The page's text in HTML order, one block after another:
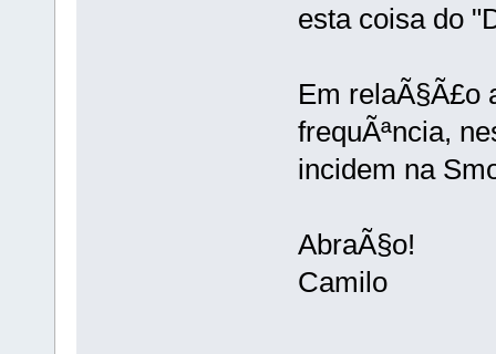
esta coisa do
Em relaÃ§Ã£o
frequÃªncia,
incidem na
AbraÃ§o!
Camilo